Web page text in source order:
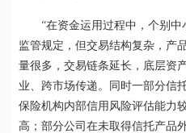
“在资金运用过程中，个别中
监管规定，但交易结构复杂，产
量很多，交易链条延长，底层资
业、跨市场传递。同时一部分信
保险机构内部信用风险评估能力
高；部分公司在未取得信托产品